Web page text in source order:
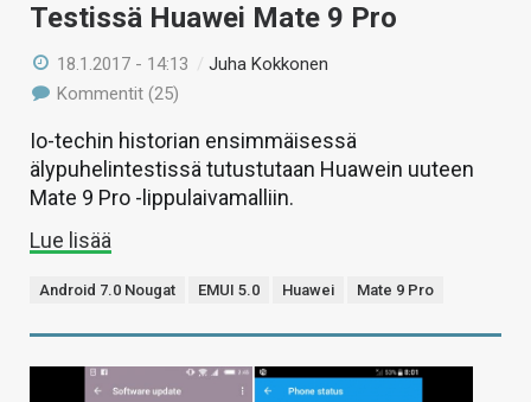
Testissä Huawei Mate 9 Pro
18.1.2017 - 14:13 /Juha Kokkonen
Kommentit (25)
Io-techin historian ensimmäisessä
älypuhelintestissä tutustutaan Huawein uuteen
Mate 9 Pro -lippulaivamalliin.
Lue lisää
Android 7.0 Nougat EMUI 5.0 Huawei Mate 9 Pro